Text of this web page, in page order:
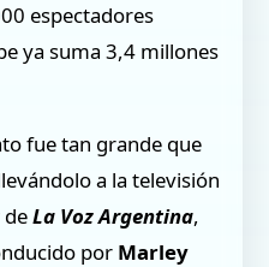
espectadores
ya suma 3,4 millones
fue tan grande que
a la televisión
deLa Voz Argentina,
por Marley